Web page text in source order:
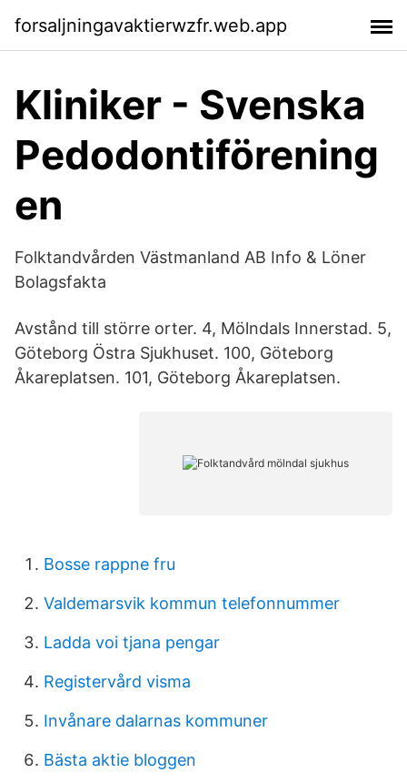
forsaljningavaktierwzfr.web.app
Kliniker - Svenska
Pedodontiförening
en
Folktandvården Västmanland AB Info & Löner
Bolagsfakta
Avstånd till större orter. 4, Mölndals Innerstad. 5,
Göteborg Östra Sjukhuset. 100, Göteborg
Åkareplatsen. 101, Göteborg Åkareplatsen.
Bosse rappne fru
Valdemarsvik kommun telefonnummer
Ladda voi tjana pengar
Registervård visma
Invånare dalarnas kommuner
Bästa aktie bloggen